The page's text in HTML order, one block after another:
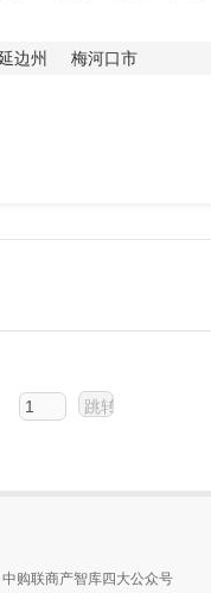
边州 梅河口市
购联商产智库四大公众号